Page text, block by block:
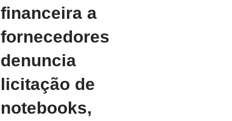
financeira a
fornecedores
denuncia
licitação de
notebooks,